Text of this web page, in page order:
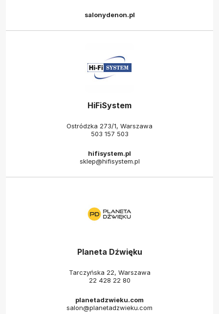
salonydenon.pl
HiFiSystem
Ostródzka 273/1, Warszawa
503 157 503
hifisystem.pl
sklep@hifisystem.pl
Planeta Dźwięku
Tarczyńska 22, Warszawa
22 428 22 80
planetadzwieku.com
salon@planetadzwieku.com